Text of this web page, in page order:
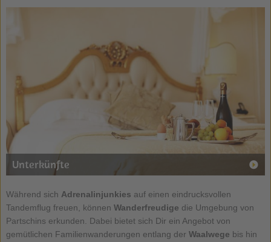
Unterkünfte
Während sich Adrenalinjunkies auf einen eindrucksvollen
Tandemflug freuen, können Wanderfreudige die Umgebung von
Partschins erkunden. Dabei bietet sich Dir ein Angebot von
gemütlichen Familienwanderungen entlang der Waalwege bis hin